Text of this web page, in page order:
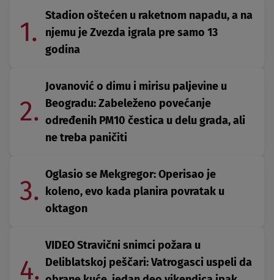
1.
Stadion oštećen u raketnom napadu, a na
njemu je Zvezda igrala pre samo 13
godina
2.
Jovanović o dimu i mirisu paljevine u
Beogradu: Zabeleženo povećanje
određenih PM10 čestica u delu grada, ali
ne treba paničiti
3.
Oglasio se Mekgregor: Operisao je
koleno, evo kada planira povratak u
oktagon
4.
VIDEO Stravični snimci požara u
Deliblatskoj peščari: Vatrogasci uspeli da